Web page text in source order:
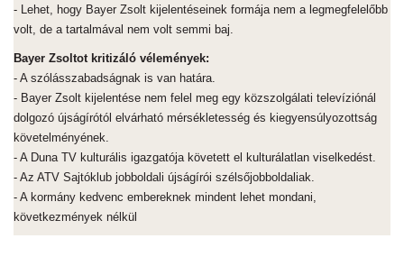
- Lehet, hogy Bayer Zsolt kijelentéseinek formája nem a legmegfelelőbb
volt, de a tartalmával nem volt semmi baj.
Bayer Zsoltot kritizáló vélemények:
- A szólásszabadságnak is van határa.
- Bayer Zsolt kijelentése nem felel meg egy közszolgálati televíziónál
dolgozó újságírótól elvárható mérsékletesség és kiegyensúlyozottság
követelményének.
- A Duna TV kulturális igazgatója követett el kulturálatlan viselkedést.
- Az ATV Sajtóklub jobboldali újságírói szélsőjobboldaliak.
- A kormány kedvenc embereknek mindent lehet mondani,
következmények nélkül